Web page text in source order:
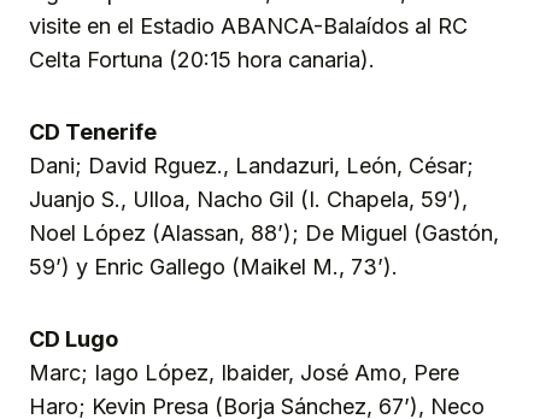
visite en el Estadio ABANCA-Balaídos al RC
Celta Fortuna (20:15 hora canaria).
CD Tenerife
Dani; David Rguez., Landazuri, León, César;
Juanjo S., Ulloa, Nacho Gil (I. Chapela, 59’),
Noel López (Alassan, 88’); De Miguel (Gastón,
59’) y Enric Gallego (Maikel M., 73’).
CD Lugo
Marc; Iago López, Ibaider, José Amo, Pere
Haro; Kevin Presa (Borja Sánchez, 67’), Neco